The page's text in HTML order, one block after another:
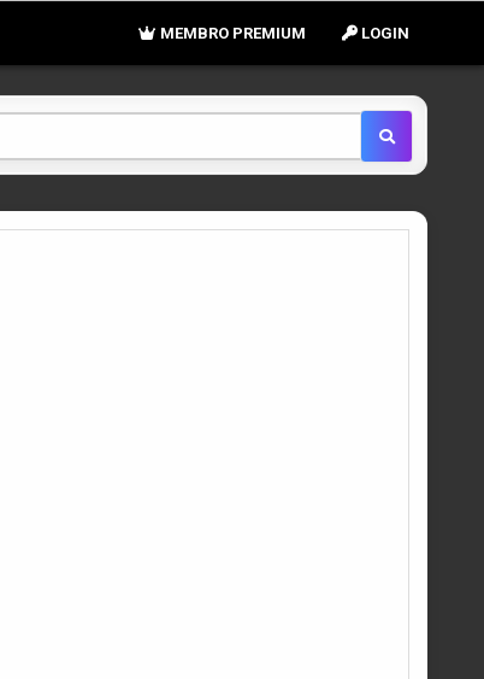
LOGIN
MEMBRO PREMIUM